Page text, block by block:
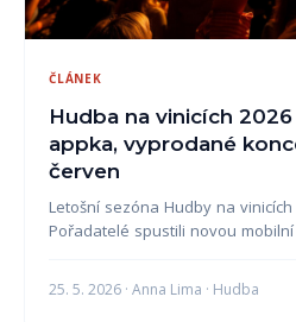
ČLÁNEK
Hudba na vinicích
appka, vyprodané
červen
Letošní sezóna Hudby na
Pořadatelé spustili novou
25. 5. 2026 · Anna Lima · Hudba